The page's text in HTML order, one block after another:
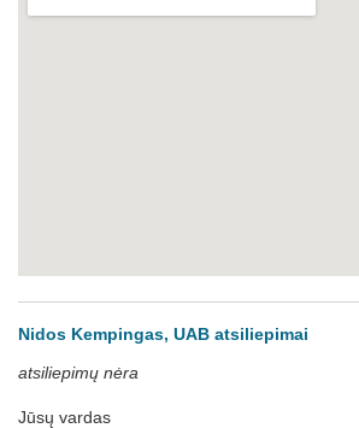
Nidos Kempingas, UAB atsiliepimai
atsiliepimų nėra
Jūsų vardas